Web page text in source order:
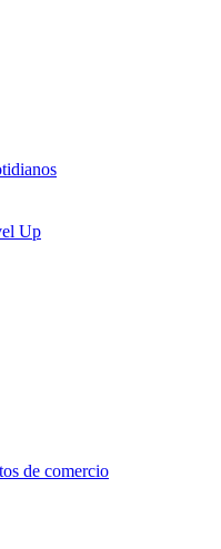
Up
de comercio